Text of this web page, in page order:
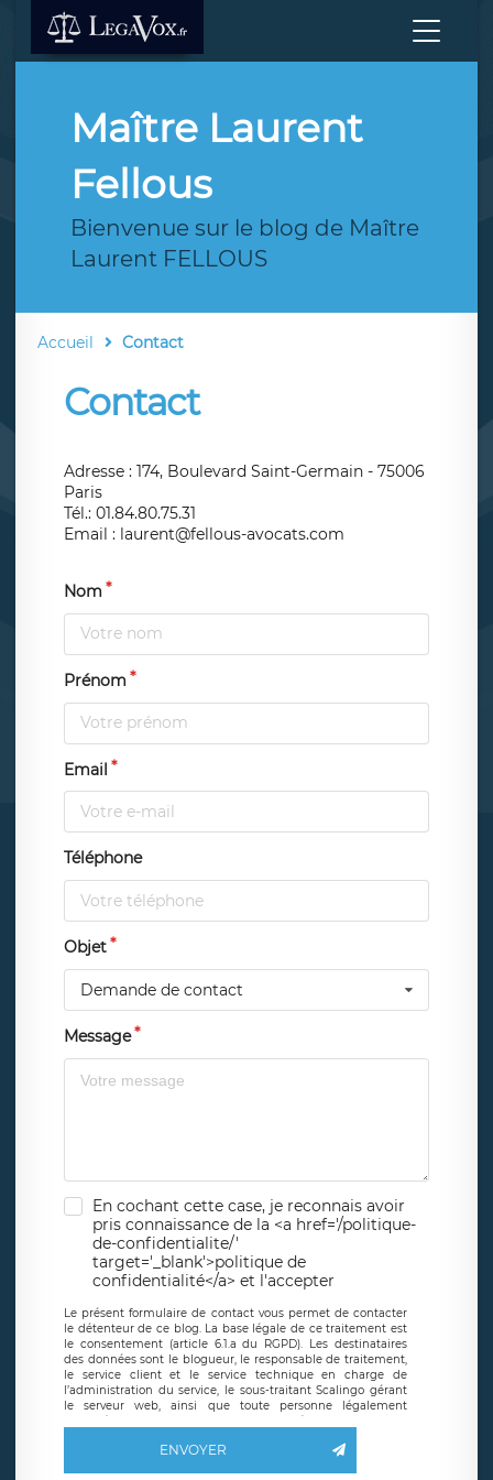
Maître Laurent
Fellous
Bienvenue sur le blog de Maître
Laurent FELLOUS
Accueil Contact
Contact
Adresse : 174, Boulevard Saint-Germain - 75006
Paris
Tél.: 01.84.80.75.31
Email : laurent@fellous-avocats.com
Nom
Prénom
Email
Téléphone
Objet
Demande de contact
Message
En cochant cette case, je reconnais avoir
pris connaissance de la <a href='/politique-
de-confidentialite/'
target='_blank'>politique de
confidentialité</a> et l'accepter
Le présent formulaire de contact vous permet de contacter
le détenteur de ce blog. La base légale de ce traitement est
le consentement (article 6.1.a du RGPD). Les destinataires
des données sont le blogueur, le responsable de traitement,
le service client et le service technique en charge de
l’administration du service, le sous-traitant Scalingo gérant
le serveur web, ainsi que toute personne légalement
autorisée. Le formulaire de contact à destination du
basé en France et offrant des
clauses de protection
ENVOYER